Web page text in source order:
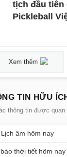
tịch đầu tiên
Pickleball
Xem thêm
TIN HỮU
thông tin được quan
Lịch âm hôm nay
thời tiết hôm nay